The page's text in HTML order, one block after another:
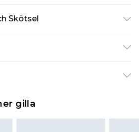
Skötsel
kr80
något från den dag du
gilla